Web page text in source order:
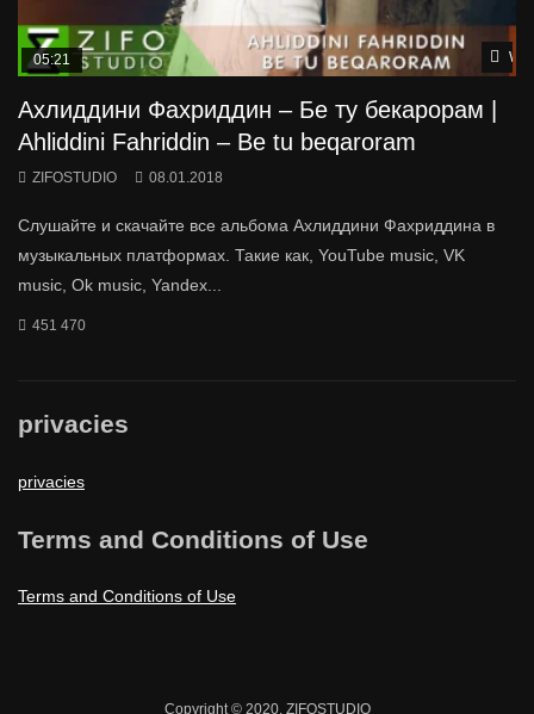
05:21
Ахлиддини Фахриддин – Бе ту бекарорам |
Ahliddini Fahriddin – Be tu beqaroram
ZIFOSTUDIO 08.01.2018
Слушайте и скачайте все альбома Ахлиддини Фахриддина в
музыкальных платформах. Такие как, YouTube music, VK
music, Ok music, Yandex...
451 470
privacies
privacies
Terms and Conditions of Use
Terms and Conditions of Use
Copyright © 2020. ZIFOSTUDIO